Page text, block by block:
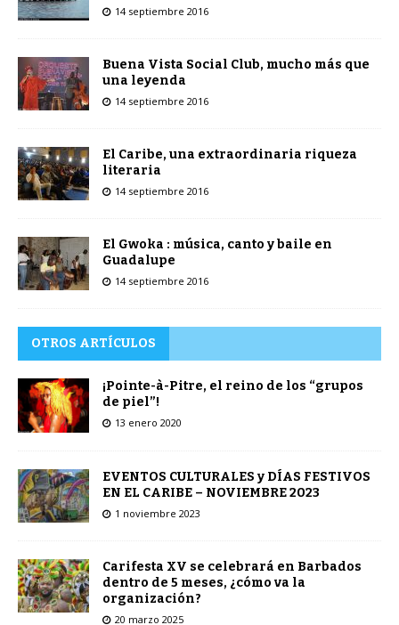
14 septiembre 2016
Buena Vista Social Club, mucho más que
una leyenda
14 septiembre 2016
El Caribe, una extraordinaria riqueza
literaria
14 septiembre 2016
El Gwoka : música, canto y baile en
Guadalupe
14 septiembre 2016
OTROS ARTÍCULOS
¡Pointe-à-Pitre, el reino de los “grupos
de piel”!
13 enero 2020
EVENTOS CULTURALES y DÍAS FESTIVOS
EN EL CARIBE – NOVIEMBRE 2023
1 noviembre 2023
Carifesta XV se celebrará en Barbados
dentro de 5 meses, ¿cómo va la
organización?
20 marzo 2025